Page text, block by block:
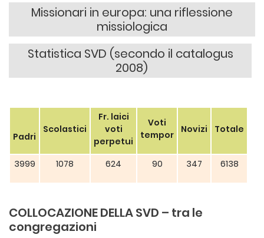
Missionari in europa: una riflessione
missiologica
Statistica SVD (secondo il catalogus
2008)
Padri
Scolastici
Fr. laici
voti
perpetui
Voti
tempor
Novizi Totale
3999 1078 624 90 347 6138
COLLOCAZIONE DELLA SVD – tra le
congregazioni